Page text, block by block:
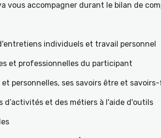
vous accompagner durant le bilan de
individuels et travail personnel
et professionnelles du participant
personnelles, ses savoirs être et
d’activités et des métiers à